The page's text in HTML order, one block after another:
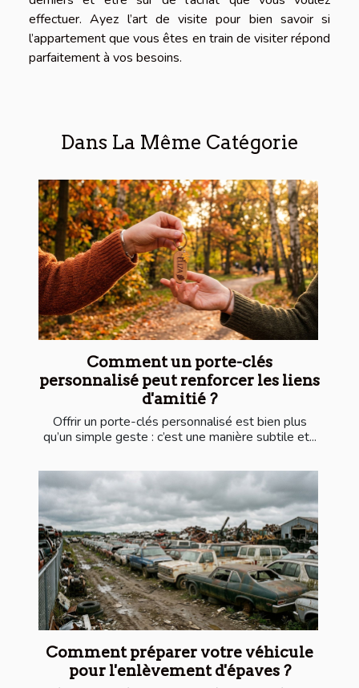
effectuer. Ayez l’art de visite pour bien savoir si
l’appartement que vous êtes en train de visiter répond
parfaitement à vos besoins.
Dans La Même Catégorie
Comment un porte-clés
personnalisé peut renforcer les liens
d'amitié ?
Offrir un porte-clés personnalisé est bien plus
qu’un simple geste : c’est une manière subtile et...
Comment préparer votre véhicule
pour l'enlèvement d'épaves ?